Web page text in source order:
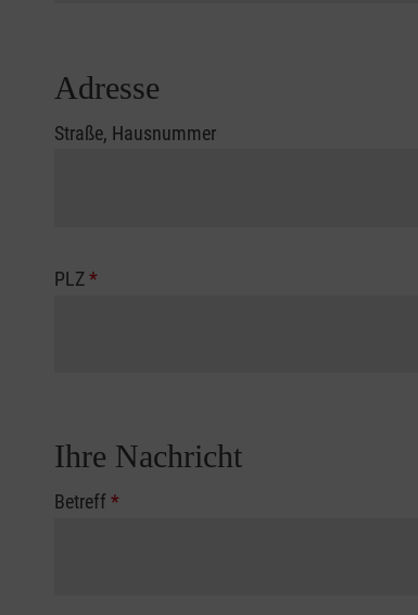
Adresse
Straße, Hausnummer
PLZ*
Ihre Nachricht
Betreff*